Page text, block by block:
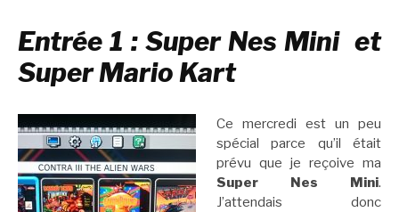
Entrée 1 : Super Nes Mini et
Super Mario Kart
Ce mercredi est un peu
spécial parce qu’il était
prévu que je reçoive ma
Super Nes Mini.
J’attendais donc